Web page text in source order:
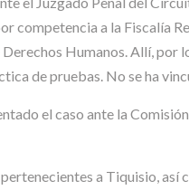
competencia a la Fiscalía
Humanos. Allí, por
de pruebas. No se ha
el caso ante la
a Tiquisio, así